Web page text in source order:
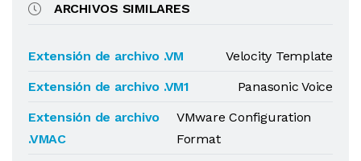
ARCHIVOS SIMILARES
Extensión de archivo .VM
Velocity Template
Extensión de archivo .VM1
Panasonic Voice
Extensión de archivo
.VMAC
VMware Configuration
Format